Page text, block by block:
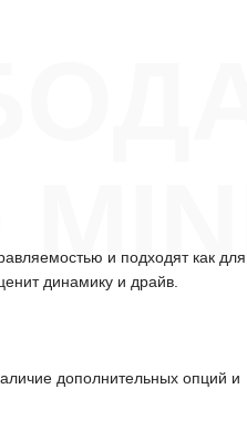
и подходят как для
динамику и драйв.
дополнительных опций и